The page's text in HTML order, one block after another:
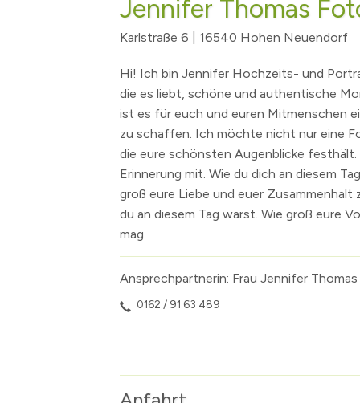
Fahrradabstellanlage
Geschichte
Hohen
Bergfelde
Stolpe
Die Urkunde
Die ersten
Böse Mädchen
Das
Vereine, Sport und Freizeit
Sportstätten
Sportförderung
Kommunale Räume
Allgemeine
Bürgerhaus
Öffentliche
Feuerwehr
Wichtige
Löschzug
Löschzug
Löschzug
Katastrophenschutz
Kirchen und religiöse Einrichtungen
Altes
Skulpturen
Eigenbetrieb
Stadtfrequenz.
Gleichstellung
Amtsblatt
Ortsrecht /
Ehrenbürger
Jennifer Thomas
Karlstraße 6 | 16540 Hohen Neuendorf
Hi! Ich bin Jennifer Hochzeits- und
die es liebt, schöne und authentische
ist es für euch und euren Mitmenschen
zu schaffen. Ich möchte nicht nur eine
die eure schönsten Augenblicke
Erinnerung mit. Wie du dich an diesem
groß eure Liebe und euer
du an diesem Tag warst. Wie groß eure
mag.
Ansprechpartnerin: Frau Jennifer Thomas
0162 / 91 63 489